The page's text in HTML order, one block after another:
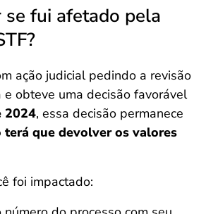
se fui afetado pela
ação judicial pedindo a revisão
obteve uma decisão favorável
2024, essa decisão permanece
terá que devolver os valores
foi impactado: